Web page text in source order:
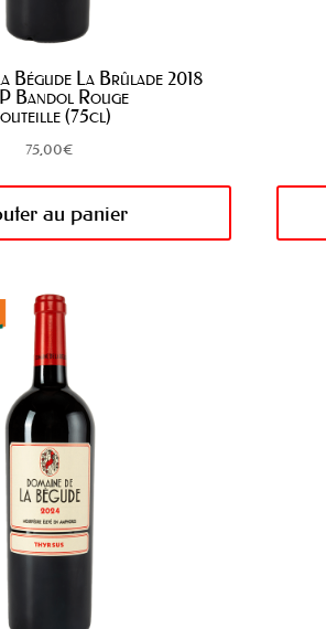
Bégude La Brûlade 2018
Bandol Rouge
(75cl)
75,00€
au panier